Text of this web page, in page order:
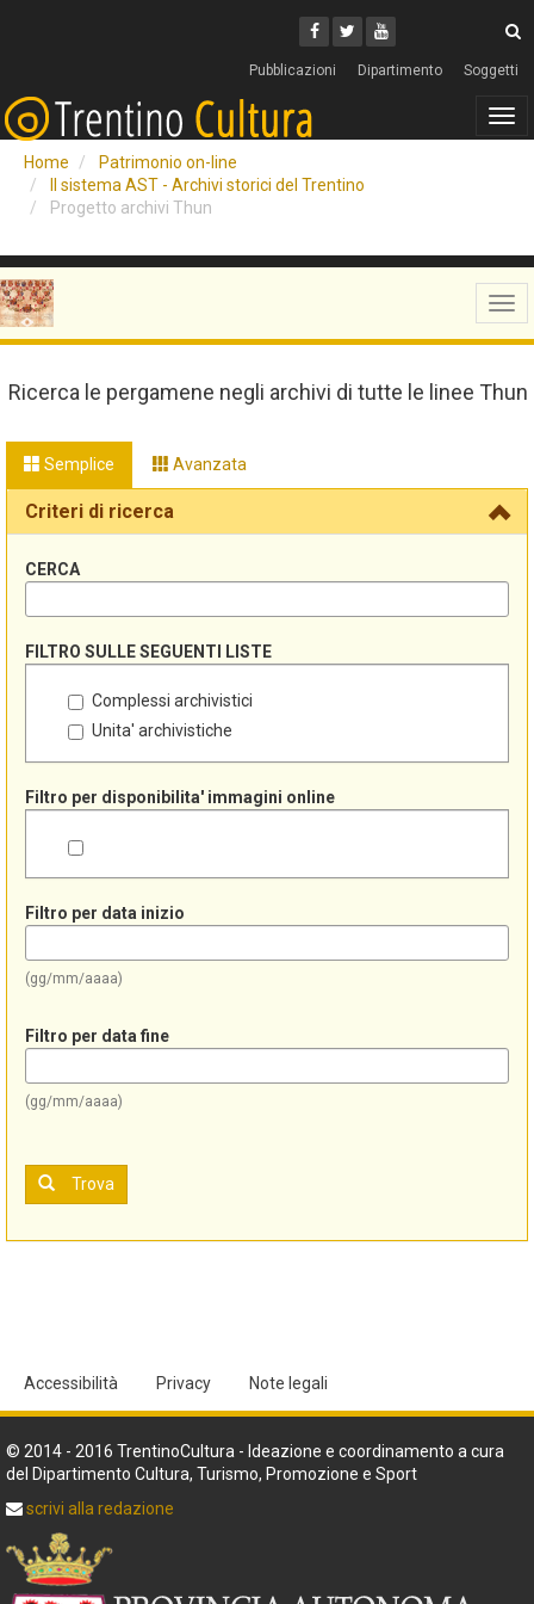
Facebook
Twitter
Youtube
Pubblicazioni Dipartimento Soggetti
Home
Patrimonio on-line
Il sistema AST - Archivi storici del Trentino
Progetto archivi Thun
Ricerca le pergamene negli archivi di tutte le linee Thun
Semplice Avanzata
Criteri di ricerca
CERCA
FILTRO SULLE SEGUENTI LISTE
Complessi archivistici
Unita' archivistiche
Filtro per disponibilita' immagini online
Filtro per data inizio
(gg/mm/aaaa)
Filtro per data fine
(gg/mm/aaaa)
Trova
Accessibilità Privacy Note legali
© 2014 - 2016 TrentinoCultura - Ideazione e coordinamento a cura
del Dipartimento Cultura, Turismo, Promozione e Sport
scrivi alla redazione